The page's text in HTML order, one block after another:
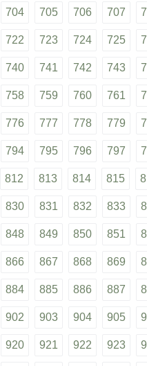
704 705 706 707
722 723 724 725
740 741 742 743
758 759 760 761
776 777 778 779
794 795 796 797
812 813 814 815
830 831 832 833
848 849 850 851
866 867 868 869
884 885 886 887
902 903 904 905
920 921 922 923